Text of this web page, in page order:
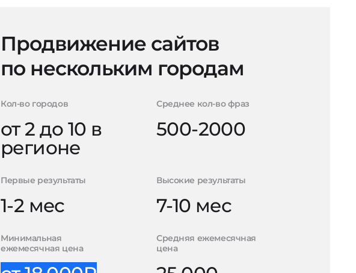
Продвижение сайтов
по нескольким городам
Кол-во городов
от 2 до 10 в
регионе
Среднее кол-во фраз
500-2000
Первые результаты
1-2 мес
Высокие результаты
7-10 мес
Минимальная
ежемесячная цена
Средняя ежемесячная
цена